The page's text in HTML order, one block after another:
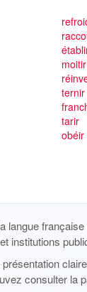
moitir
ternir
tarir
obéir
langue
institutions
consulter la